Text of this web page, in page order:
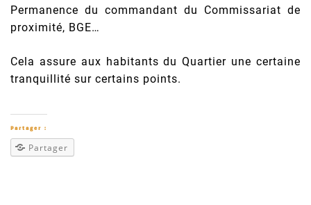
Permanence du commandant du Commissariat de
proximité, BGE…
Cela assure aux habitants du Quartier une certaine
tranquillité sur certains points.
Partager :
Partager